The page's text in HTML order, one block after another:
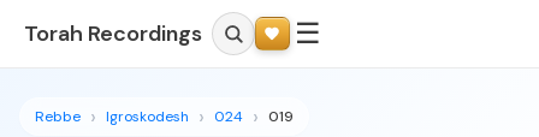
Torah Recordings ☰
Rebbe Igroskodesh 024 019